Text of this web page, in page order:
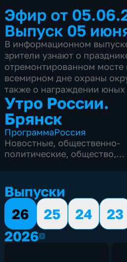
Эфир от
Выпуск 05
В информационном
зрители узнают о
отремонтированном мосте
всемирном дне охраны
также о награждении юных
Утро России.
Брянск
ПрограммаРоссия
Новостные, общественно-
политические, общество,
5 сезонов, 539 выпусков
Выпуски
26
25 24 23
20262026